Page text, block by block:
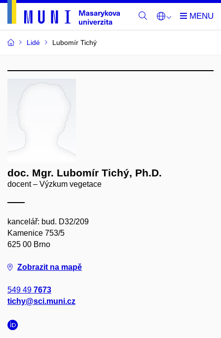
Lidé Lubomír Tichý
doc. Mgr. Lubomír Tichý, Ph.D.
docent – Výzkum vegetace
kancelář: bud. D32/209
Kamenice 753/5
625 00 Brno
Zobrazit na mapě
549 49 7673
tichy@sci.muni.cz